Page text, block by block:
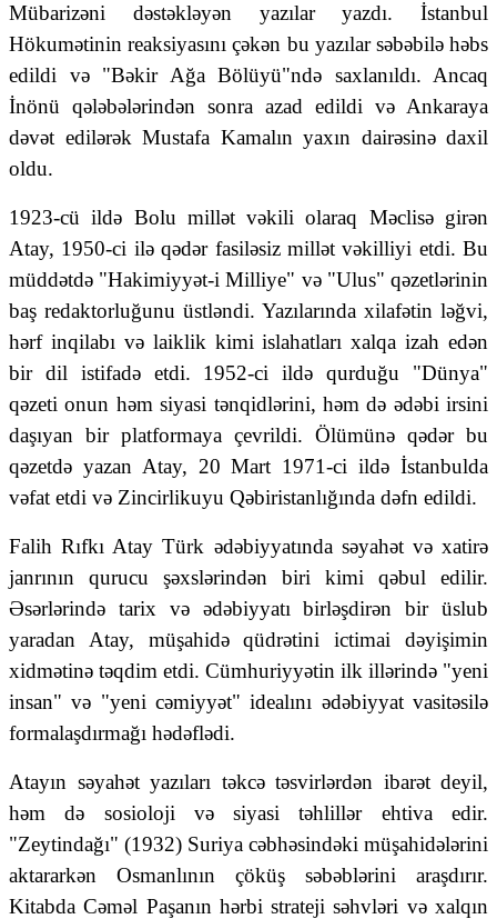
Mübarizəni dəstəkləyən yazılar yazdı. İstanbul
Hökumətinin reaksiyasını çəkən bu yazılar səbəbilə həbs
edildi və "Bəkir Ağa Bölüyü"ndə saxlanıldı. Ancaq
İnönü qələbələrindən sonra azad edildi və Ankaraya
dəvət edilərək Mustafa Kamalın yaxın dairəsinə daxil
oldu.
1923-cü ildə Bolu millət vəkili olaraq Məclisə girən
Atay, 1950-ci ilə qədər fasiləsiz millət vəkilliyi etdi. Bu
müddətdə "Hakimiyyət-i Milliye" və "Ulus" qəzetlərinin
baş redaktorluğunu üstləndi. Yazılarında xilafətin ləğvi,
hərf inqilabı və laiklik kimi islahatları xalqa izah edən
bir dil istifadə etdi. 1952-ci ildə qurduğu "Dünya"
qəzeti onun həm siyasi tənqidlərini, həm də ədəbi irsini
daşıyan bir platformaya çevrildi. Ölümünə qədər bu
qəzetdə yazan Atay, 20 Mart 1971-ci ildə İstanbulda
vəfat etdi və Zincirlikuyu Qəbiristanlığında dəfn edildi.
Falih Rıfkı Atay Türk ədəbiyyatında səyahət və xatirə
janrının qurucu şəxslərindən biri kimi qəbul edilir.
Əsərlərində tarix və ədəbiyyatı birləşdirən bir üslub
yaradan Atay, müşahidə qüdrətini ictimai dəyişimin
xidmətinə təqdim etdi. Cümhuriyyətin ilk illərində "yeni
insan" və "yeni cəmiyyət" idealını ədəbiyyat vasitəsilə
formalaşdırmağı hədəflədi.
Atayın səyahət yazıları təkcə təsvirlərdən ibarət deyil,
həm də sosioloji və siyasi təhlillər ehtiva edir.
"Zeytindağı" (1932) Suriya cəbhəsindəki müşahidələrini
aktararkən Osmanlının çöküş səbəblərini araşdırır.
Kitabda Cəməl Paşanın hərbi strateji səhvləri və xalqın